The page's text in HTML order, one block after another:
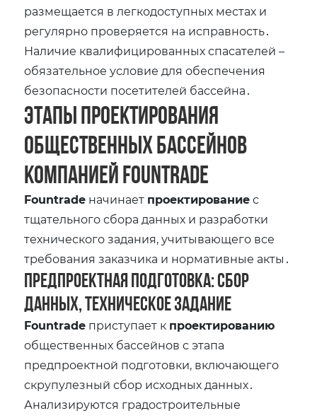
размещается в легкодоступных местах и
регулярно проверяется на исправность․
Наличие квалифицированных спасателей –
обязательное условие для обеспечения
безопасности посетителей бассейна․
Этапы проектирования
общественных бассейнов
компанией Fountrade
Fountrade начинает проектированиес
тщательного сбора данных и разработки
технического задания‚ учитывающего все
требования заказчика и нормативные акты․
Предпроектная подготовка: сбор
данных‚ техническое задание
Fountrade приступает к проектированию
общественных бассейнов с этапа
предпроектной подготовки‚ включающего
скрупулезный сбор исходных данных․
Анализируются градостроительные